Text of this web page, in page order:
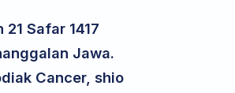
Safar 1417
Jawa.
Cancer, shio